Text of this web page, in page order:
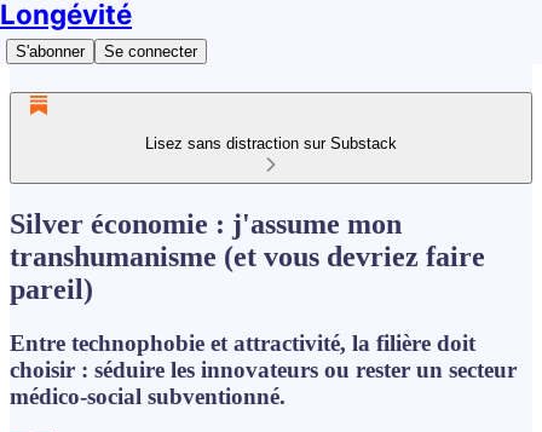
Longévité
S'abonner Se connecter
Lisez sans distraction sur Substack
Silver économie : j'assume mon
transhumanisme (et vous devriez faire
pareil)
Entre technophobie et attractivité, la filière doit
choisir : séduire les innovateurs ou rester un secteur
médico-social subventionné.